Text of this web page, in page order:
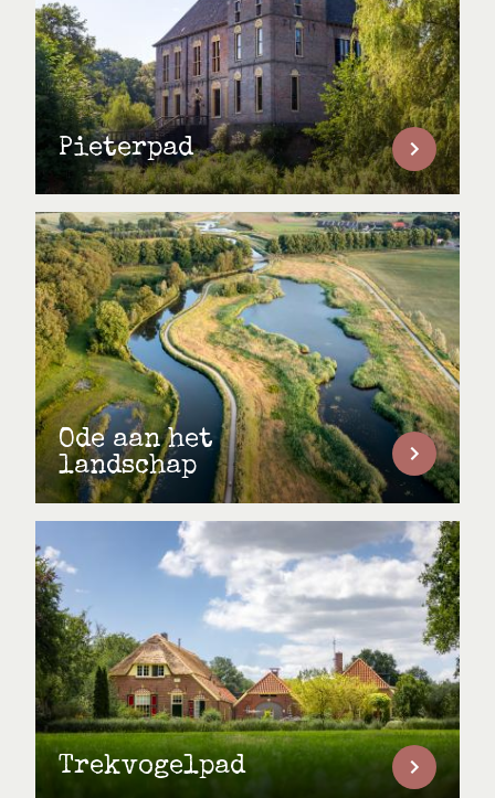
Pieterpad
Ode aan het
landschap
Trekvogelpad